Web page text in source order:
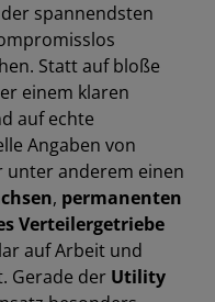
spannendsten
Statt auf bloße
einem klaren
auf echte
Angaben von
unter anderem einen
, permanenten
Verteilergetriebe
auf Arbeit und
Gerade der Utility